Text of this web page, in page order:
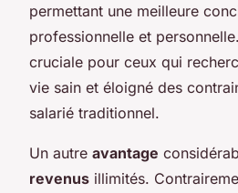
permettant une meilleure
professionnelle et
cruciale pour ceux qui
vie sain et éloigné des
salarié traditionnel.
Un autre avantage
revenus illimités.